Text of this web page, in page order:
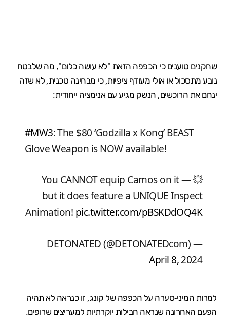
שחקנים טוענים כי הכפפה הזאת "לא עושה כלום", מה שלבטח
נובע מתסכול או אולי מעודף ציפיות, כי מבחינה טכנית, לא שזה
ינחם את הרוכשים, הנשק מגיע עם אנימציה ייחודית:
#MW3: The $80 ‘Godzilla x Kong’ BEAST
Glove Weapon is NOW available!
💥 You CANNOT equip Camos on it —
but it does feature a UNIQUE Inspect
Animation! pic.twitter.com/pBSKDdOQ4K
— DETONATED (@DETONATEDcom)
April 8, 2024
למרות המיני-סערה על הכפפה של קונג, זו כנראה לא תהיה
הפעם האחרונה שנראה חבילות יוקרתיות למעריצים שרופים.